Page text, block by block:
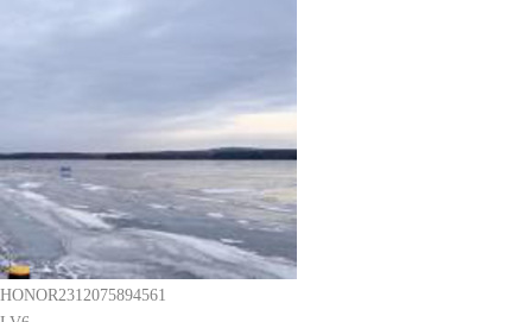
HONOR2312075894561